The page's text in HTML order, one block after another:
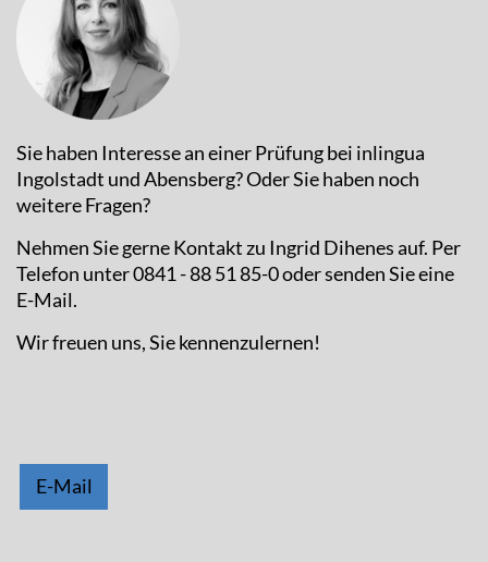
Sie haben Interesse an einer Prüfung bei inlingua
Ingolstadt und Abensberg? Oder Sie haben noch
weitere Fragen?
Nehmen Sie gerne Kontakt zu Ingrid Dihenes auf. Per
Telefon unter 0841 - 88 51 85-0 oder senden Sie eine
E-Mail.
Wir freuen uns, Sie kennenzulernen!
E-Mail